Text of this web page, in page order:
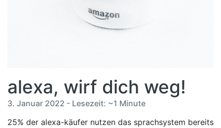
alexa, wirf dich weg!
3. Januar 2022 - Lesezeit: ~1 Minute
25% der alexa-käufer nutzen das sprachsystem bereits